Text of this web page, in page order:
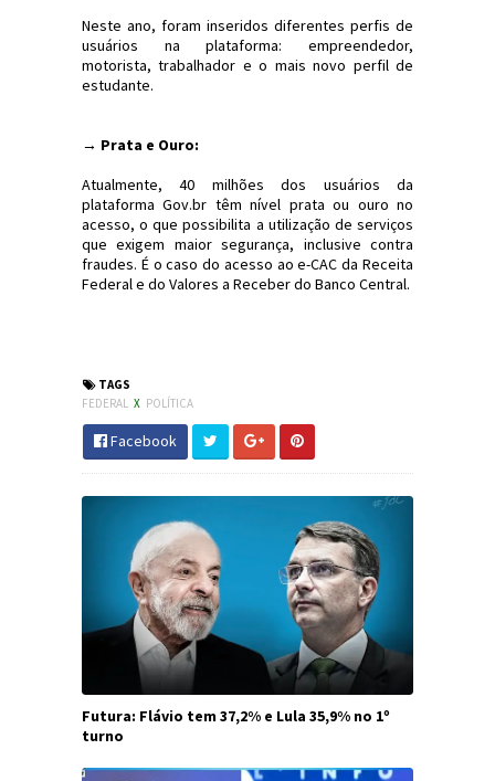
Neste ano, foram inseridos diferentes perfis de
usuários na plataforma: empreendedor,
motorista, trabalhador e o mais novo perfil de
estudante.
→ Prata e Ouro:
Atualmente, 40 milhões dos usuários da
plataforma Gov.br têm nível prata ou ouro no
acesso, o que possibilita a utilização de serviços
que exigem maior segurança, inclusive contra
fraudes. É o caso do acesso ao e-CAC da Receita
Federal e do Valores a Receber do Banco Central.
TAGS
FEDERAL X POLÍTICA
Facebook
Futura: Flávio tem 37,2% e Lula 35,9% no 1º
turno